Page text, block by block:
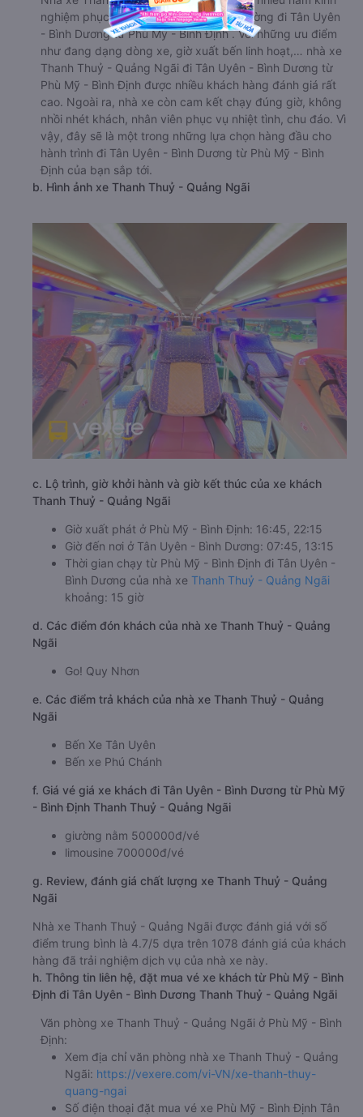
nghiệm phục vụ du khách trên tuyến đường đi Tân Uyên
- Bình Dương từ Phù Mỹ - Bình Định . Với những ưu điểm
như đang dạng dòng xe, giờ xuất bến linh hoạt,… nhà xe
Thanh Thuỷ - Quảng Ngãi đi Tân Uyên - Bình Dương từ
Phù Mỹ - Bình Định được nhiều khách hàng đánh giá rất
cao. Ngoài ra, nhà xe còn cam kết chạy đúng giờ, không
nhồi nhét khách, nhân viên phục vụ nhiệt tình, chu đáo. Vì
vậy, đây sẽ là một trong những lựa chọn hàng đầu cho
hành trình đi Tân Uyên - Bình Dương từ Phù Mỹ - Bình
Định của bạn sắp tới.
b. Hình ảnh xe Thanh Thuỷ - Quảng Ngãi
c. Lộ trình, giờ khởi hành và giờ kết thúc của xe khách
Thanh Thuỷ - Quảng Ngãi
Giờ xuất phát ở Phù Mỹ - Bình Định: 16:45, 22:15
Giờ đến nơi ở Tân Uyên - Bình Dương: 07:45, 13:15
Thời gian chạy từ Phù Mỹ - Bình Định đi Tân Uyên -
Bình Dương của nhà xe Thanh Thuỷ - Quảng Ngãi
khoảng: 15 giờ
d. Các điểm đón khách của nhà xe Thanh Thuỷ - Quảng
Ngãi
Go! Quy Nhơn
e. Các điểm trả khách của nhà xe Thanh Thuỷ - Quảng
Ngãi
Bến Xe Tân Uyên
Bến xe Phú Chánh
f. Giá vé giá xe khách đi Tân Uyên - Bình Dương từ Phù Mỹ
- Bình Định Thanh Thuỷ - Quảng Ngãi
giường nằm 500000đ/vé
limousine 700000đ/vé
g. Review, đánh giá chất lượng xe Thanh Thuỷ - Quảng
Ngãi
Nhà xe Thanh Thuỷ - Quảng Ngãi được đánh giá với số
điểm trung bình là 4.7/5 dựa trên 1078 đánh giá của khách
hàng đã trải nghiệm dịch vụ của nhà xe này.
h. Thông tin liên hệ, đặt mua vé xe khách từ Phù Mỹ - Bình
Định đi Tân Uyên - Bình Dương Thanh Thuỷ - Quảng Ngãi
Văn phòng xe Thanh Thuỷ - Quảng Ngãi ở Phù Mỹ - Bình
Định:
Xem địa chỉ văn phòng nhà xe Thanh Thuỷ - Quảng
Ngãi: https://vexere.com/vi-VN/xe-thanh-thuy-
quang-ngai
Số điện thoại đặt mua vé xe Phù Mỹ - Bình Định Tân